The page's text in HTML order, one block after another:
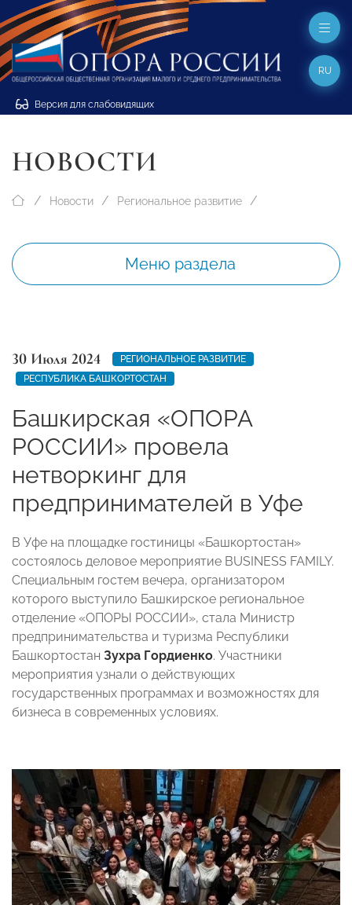
Версия для слабовидящих
RU
НОВОСТИ
Новости Региональное развитие
Меню раздела
30 Июля 2024
РЕГИОНАЛЬНОЕ РАЗВИТИЕ
РЕСПУБЛИКА БАШКОРТОСТАН
Башкирская «ОПОРА
РОССИИ» провела
нетворкинг для
предпринимателей в Уфе
В Уфе на площадке гостиницы «Башкортостан»
состоялось деловое мероприятие BUSINESS FAMILY.
Специальным гостем вечера, организатором
которого выступило Башкирское региональное
отделение «ОПОРЫ РОССИИ», стала Министр
предпринимательства и туризма Республики
Башкортостан Зухра Гордиенко. Участники
мероприятия узнали о действующих
государственных программах и возможностях для
бизнеса в современных условиях.